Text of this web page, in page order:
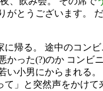
がとうございます。
帰る。 途中のコン
かった(?)のか コンビ
い小男にからまれる。
て」と突然声をかけ